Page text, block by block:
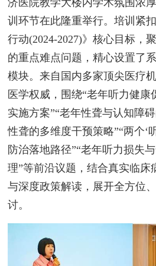
训环节在此隆重举行。培训紧
行动(2024-2027)》核心目标，
的重点难点问题，精心设置了
模块。来自国内多家顶尖医疗
医学权威，围绕“老年听力健康
实施方案”“老年性聋与认知障
性聋的多维度干预策略”“两个‘
防治落地路径”“老年听力损失
理”等前沿议题，结合真实临床
与深度政策解读，展开全方位
讨。